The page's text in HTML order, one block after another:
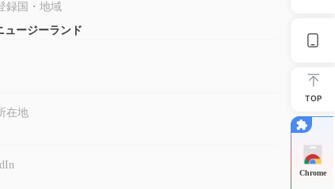
録国・地域
ュージーランド
在地
TOP
Chrome